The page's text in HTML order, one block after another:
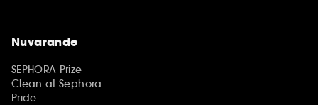
Nuvarande
SEPHORA Prize
Clean at Sephora
Pride